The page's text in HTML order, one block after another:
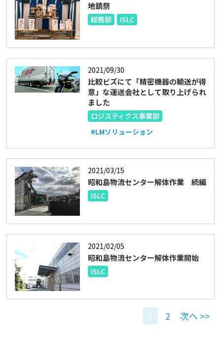
地鎮祭
総務部 ISLC
2021/09/30
比較ビズにて「精密機器の輸送が得
意」な運送会社として取り上げられ
ました
ロジスティクス事業部
#LMソリューション
2021/03/15
昭和島物流センター解体作業 続編
ISLC
2021/02/05
昭和島物流センター解体作業開始
ISLC
1 2 次へ >>